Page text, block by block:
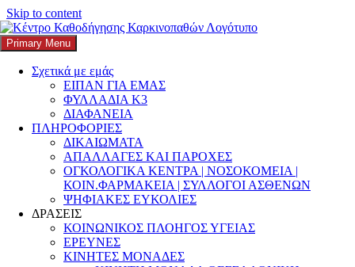
Skip to content
K3
ΚΕΝΤΡΟ ΚΑΘΟΔΗΓΗΣΗΣ ΚΑΡΚΙΝΟΠΑΘΩΝ
Primary Menu
Σχετικά με εμάς
ΕΙΠΑΝ ΓΙΑ ΕΜΑΣ
ΦΥΛΛΑΔΙΑ Κ3
ΔΙΑΦΑΝΕΙΑ
ΠΛΗΡΟΦΟΡΙΕΣ
ΔΙΚΑΙΩΜΑΤΑ
ΑΠΑΛΛΑΓΕΣ ΚΑΙ ΠΑΡΟΧΕΣ
ΟΓΚΟΛΟΓΙΚΑ ΚΕΝΤΡΑ | ΝΟΣΟΚΟΜΕΙΑ |
ΚΟΙΝ.ΦΑΡΜΑΚΕΙΑ | ΣΥΛΛΟΓΟΙ ΑΣΘΕΝΩΝ
ΨΗΦΙΑΚΕΣ ΕΥΚΟΛΙΕΣ
ΔΡΑΣΕΙΣ
ΚΟΙΝΩΝΙΚΟΣ ΠΛΟΗΓΟΣ ΥΓΕΙΑΣ
ΕΡΕΥΝΕΣ
ΚΙΝΗΤΕΣ ΜΟΝΑΔΕΣ
Search
Αναζήτηση για:
08-12-23 Έναρξη διαδικασιών για την
έκδοση Πιστοποιητικών Επταμελών
Επιτροπών υποψηφίων που πάσχουν από
σοβαρές παθήσεις για την Εισαγωγή στην
Τριτοβάθμια Εκπαίδευση το ακαδημαϊκό
έτος 2024-2025.
Posted on 14 Δεκεμβρίου, 2023
ΑΝΑΠΗΡΙΑ,ΓΥΝΑΙΚΑ,ΔΕΔΟΜΕΝΑ